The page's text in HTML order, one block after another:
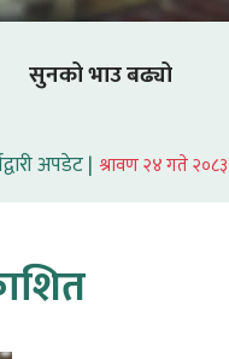
सुनको भाउ बढ्यो
अपडेट | श्रावण २४ गते २०८३